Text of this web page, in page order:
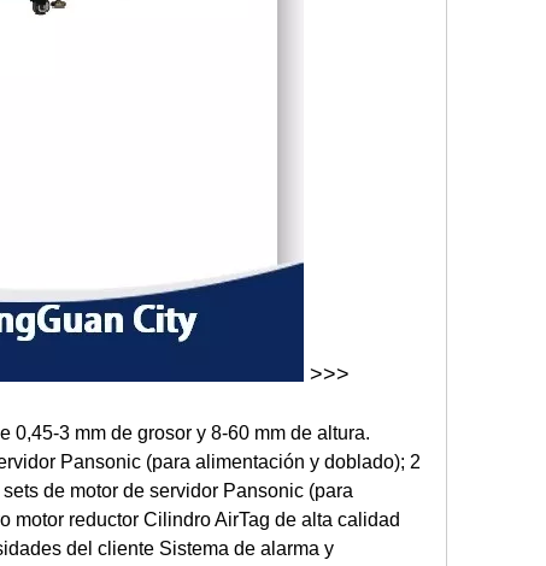
>>>
0,45-3 mm de grosor y 8-60 mm de altura.
Pansonic (para alimentación y doblado); 2
de motor de servidor Pansonic (para
motor reductor Cilindro AirTag de alta calidad
del cliente Sistema de alarma y